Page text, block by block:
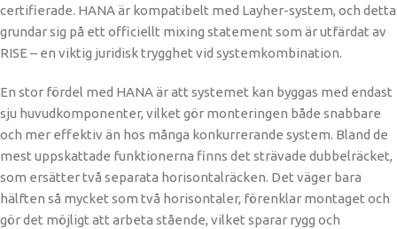
certifierade. HANA är kompatibelt med Layher-system, och detta
grundar sig på ett officiellt mixing statement som är utfärdat av
RISE – en viktig juridisk trygghet vid systemkombination.
En stor fördel med HANA är att systemet kan byggas med endast
sju huvudkomponenter, vilket gör monteringen både snabbare
och mer effektiv än hos många konkurrerande system. Bland de
mest uppskattade funktionerna finns det strävade dubbelräcket,
som ersätter två separata horisontalräcken. Det väger bara
hälften så mycket som två horisontaler, förenklar montaget och
gör det möjligt att arbeta stående, vilket sparar rygg och